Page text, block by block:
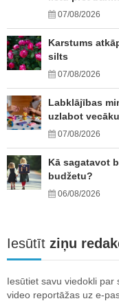
07/08/2026
Karstums
silts
07/08/2026
Labklājības
uzlabot
07/08/2026
Kā sagatavot
budžetu?
06/08/2026
Iesūtīt ziņu
Iesūtiet savu viedokli
video reportāžas uz e-